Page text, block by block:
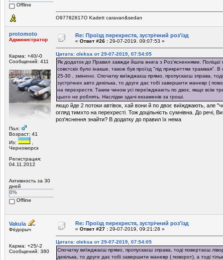
Offline
O97782817O Kadett caravan&sedan
protomoto
Администратор
Карма: +40/-0
Сообщений: 411
Пол:
Возраст: 41
Из:
Черноморск
Регистрация:
04.11.2012
Активность за 30
дней
0%
Offline
Re: Проїзд перехрестя, зустрічний роз'їзд
« Ответ #26 : 29-07-2019, 09:07:53 »
Цитата: oleksa от 29-07-2019, 07:54:05
Як додаток до Правил завжди йшла книга з Роз'ясненнями. Поліцаї
совєтскіх було інакше, також був проїзд "під прикриттям трамвая". В
25-30 , змінено. Спочатку виїжджаєш прямо, пропускаєш зправа,
зустрічних авто декілька, то друге дає тобі завершити маневр (
на перехрестя. Таким чином усі переїжджають по двоє, якщо всім
цього не роблять. Наслідки здачі екзаменів за гроші.
якщо йде 2 потоки автівок, хай вони й по двоє виїжджають, але
огляд тимхто на перехресті. Тож доцільність сумнівна. До речі, Ви
роз'яснення знайти? В додатку до правил їх нема
Vakula
Фёдорыч
Карма: +25/-2
Сообщений: 380
Re: Проїзд перехрестя, зустрічний роз'їзд
« Ответ #27 : 29-07-2019, 09:21:28 »
Цитата: oleksa от 29-07-2019, 07:54:05
Спочатку виїжджаєш прямо, пропускаєш зправа, тоді повертаєш
декілька, то друге дає тобі завершити маневр ( поворот), а тоді